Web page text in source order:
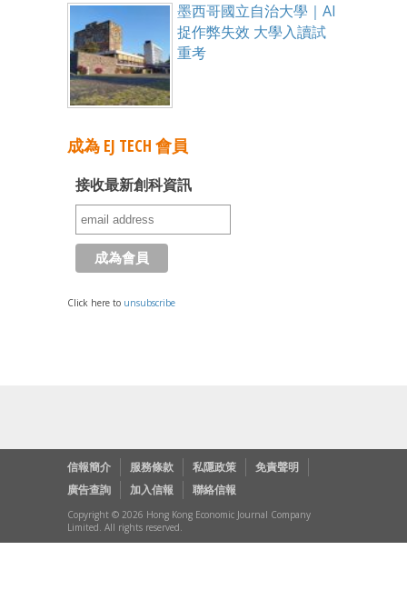
墨西哥國立自治大學｜AI
捉作弊失效 大學入讀試
重考
成為 EJ TECH 會員
接收最新創科資訊
Click here to unsubscribe
信報簡介 服務條款 私隱政策
免責聲明
廣告查詢
加入信報 聯絡信報
Copyright © 2026 Hong Kong Economic Journal Company
Limited. All rights reserved.